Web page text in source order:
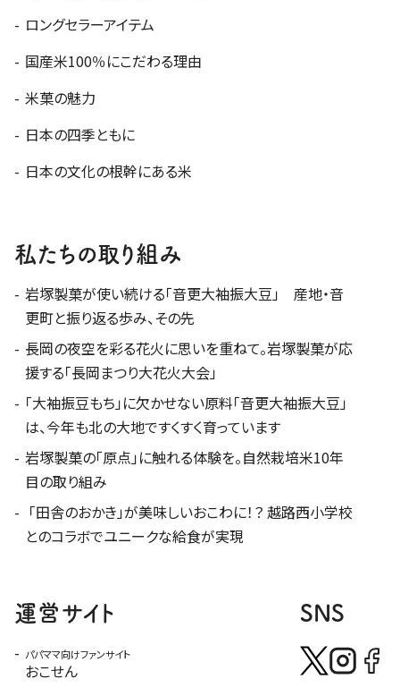
ロングセラーアイテム
国産米100％にこだわる理由
米菓の魅力
日本の四季ともに
日本の文化の根幹にある米
私たちの取り組み
岩塚製菓が使い続ける「音更大袖振大豆」 産地・音
更町と振り返る歩み、その先
長岡の夜空を彩る花火に思いを重ねて。岩塚製菓が応
援する「長岡まつり大花火大会」
「大袖振豆もち」に欠かせない原料「音更大袖振大豆」
は、今年も北の大地ですくすく育っています
岩塚製菓の「原点」に触れる体験を。自然栽培米10年
目の取り組み
「田舎のおかき」が美味しいおこわに！？ 越路西小学校
とのコラボでユニークな給食が実現
運営サイト
パパママ向けファンサイト
おこせん
SNS